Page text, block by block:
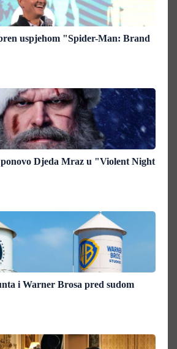
uspjehom "Spider-Man: Brand
Djeda Mraz u "Violent Night
i Warner Brosa pred sudom